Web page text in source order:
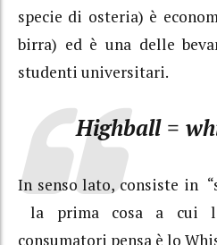
specie di osteria) è
birra) ed è una delle
studenti universitari.
Highball =
In senso lato, consiste in
la prima cosa a cui
consumatori pensa è lo